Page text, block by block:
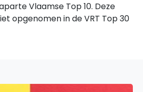
Vlaamse Top 10. Deze
opgenomen in de VRT Top 30